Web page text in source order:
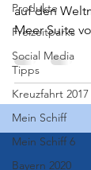
Produkte
Freizeitparks
Social Media
Tipps
Kreuzfahrt 2017
Mein Schiff
Mein Schiff 6
Bayern 2020
auf den
Meer Suite